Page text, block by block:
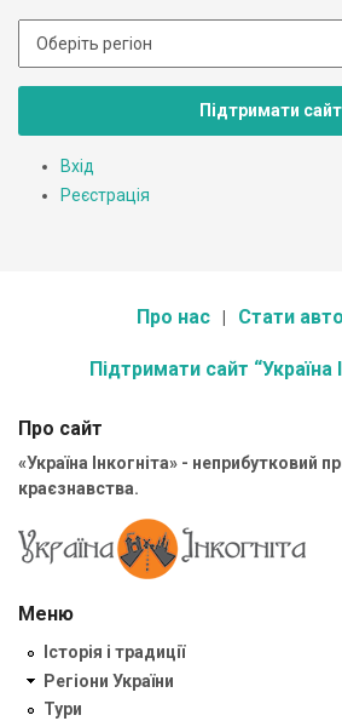
Підтримати сайт
Вхід
Реєстрація
Про нас Стати
Підтримати сайт “Україна
Про сайт
«Україна Інкогніта» - неприбутковий
краєзнавства.
Меню
Історія і традиції
Регіони України
Тури